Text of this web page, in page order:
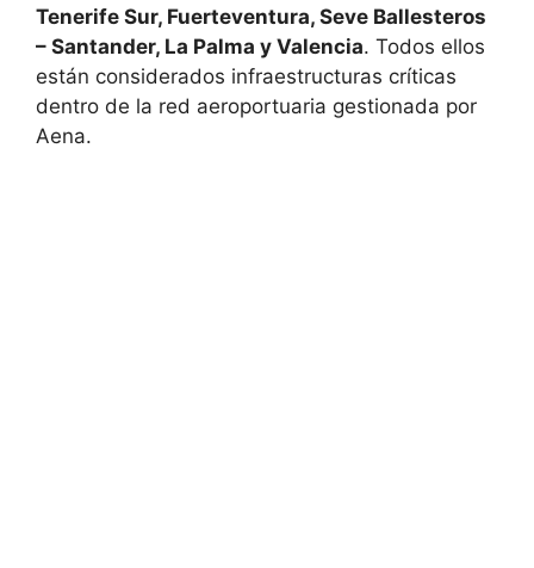
Tenerife Sur, Fuerteventura, Seve Ballesteros
– Santander, La Palma y Valencia. Todos ellos
están considerados infraestructuras críticas
dentro de la red aeroportuaria gestionada por
Aena.